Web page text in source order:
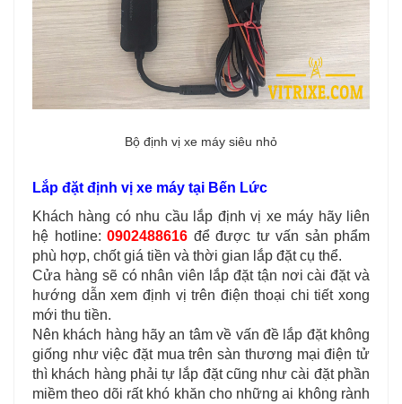
Bộ định vị xe máy siêu nhỏ
Lắp đặt định vị xe máy tại Bến Lức
Khách hàng có nhu cầu lắp định vị xe máy hãy liên
hệ hotline: 0902488616 để được tư vấn sản phẩm
phù hợp, chốt giá tiền và thời gian lắp đặt cụ thể.
Cửa hàng sẽ có nhân viên lắp đặt tận nơi cài đặt và
hướng dẫn xem định vị trên điện thoại chi tiết xong
mới thu tiền.
Nên khách hàng hãy an tâm về vấn đề lắp đặt không
giống như việc đặt mua trên sàn thương mại điện tử
thì khách hàng phải tự lắp đặt cũng như cài đặt phần
miềm theo dõi rất khó khăn cho những ai không rành